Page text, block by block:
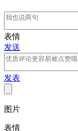
表情
发送
发表
图片
表情